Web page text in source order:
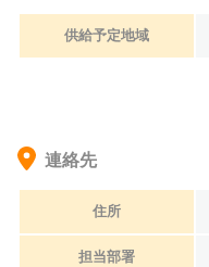
供給予定地域
連絡先
住所
担当部署